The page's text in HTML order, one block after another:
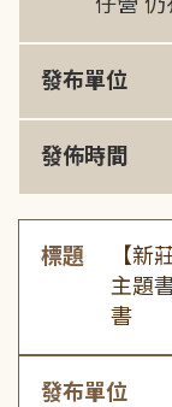
發布單位
發佈時間
標題
【新
主題
書
發布單位